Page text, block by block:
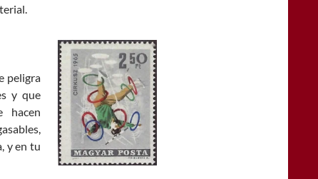
peligra
y que
hacen
y en tu